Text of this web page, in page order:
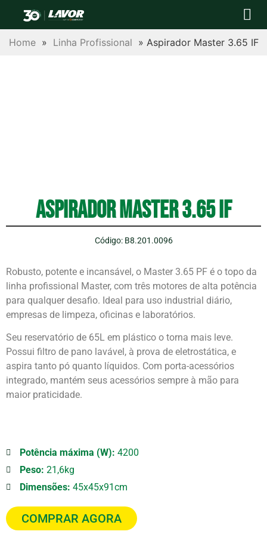
Home » Linha Profissional » Aspirador Master 3.65 IF
Aspirador Master 3.65 IF
Código: B8.201.0096
Robusto, potente e incansável, o Master 3.65 PF é o topo da
linha profissional Master, com três motores de alta potência
para qualquer desafio. Ideal para uso industrial diário,
empresas de limpeza, oficinas e laboratórios.
Seu reservatório de 65L em plástico o torna mais leve.
Possui filtro de pano lavável, à prova de eletrostática, e
aspira tanto pó quanto líquidos. Com porta-acessórios
integrado, mantém seus acessórios sempre à mão para
maior praticidade.
Potência máxima (W): 4200
Peso: 21,6kg
Dimensões: 45x45x91cm
COMPRAR AGORA